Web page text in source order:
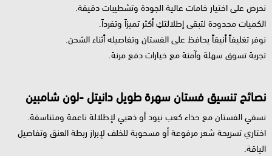
نحرص على اختيار خامات عالية الجودة وتشطيبات دقيقة.
الكميات محدودة لتبقى إطلالتكِ أكثر تميزاً وتفرداً.
نوفر تغليفاً أنيقاً يحافظ على الفستان وتفاصيله أثناء الشحن.
تجربة تسوق سهلة وآمنة مع خيارات دفع مرنة.
نصائح تنسيق فستان سهرة طويل دانيتل -لون شامبين
نسقي الفستان مع حذاء كعب نيود أو ذهبي لإطلالة ناعمة ومتناسقة.
اختاري تسريحة شعر مرفوعة أو مسحوبة للخلف لإبراز ربطة العنق وتفاصيل
الياقة.